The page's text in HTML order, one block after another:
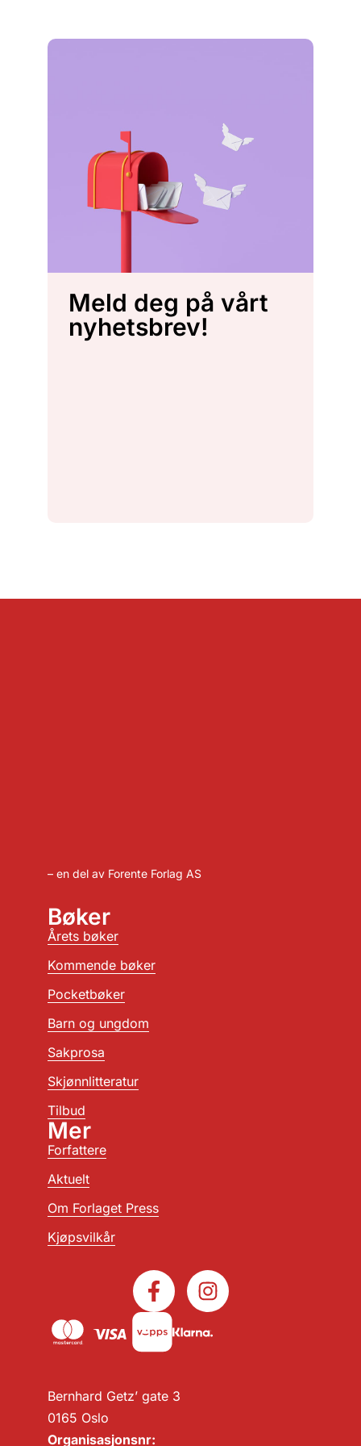
Meld deg på vårt
nyhetsbrev!
– en del av Forente Forlag AS
Bernhard Getz’ gate 3
0165 Oslo
Organisasjonsnr:
Bøker
Årets bøker
Kommende bøker
Pocketbøker
Barn og ungdom
Sakprosa
Skjønnlitteratur
Tilbud
Mer
Forfattere
Aktuelt
Om Forlaget Press
Kjøpsvilkår